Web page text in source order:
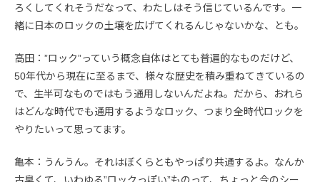
ろくしてくれそうだなって、わたしはそう信じているんです。一
緒に日本のロックの土壌を広げてくれるんじゃないかな、とも。
高田：”ロック”っていう概念自体はとても普遍的なものだけど、
50年代から現在に至るまで、様々な歴史を積み重ねてきているの
で、生半可なものではもう通用しないんだよね。だから、おれら
はどんな時代でも通用するようなロック、つまり全時代ロックを
やりたいって思ってます。
亀本：うんうん。それはぼくらともやっぱり共通するよ。なんか